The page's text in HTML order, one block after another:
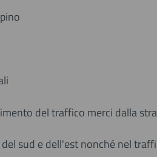
del traffico merci dalla
sud e dell'est nonché nel